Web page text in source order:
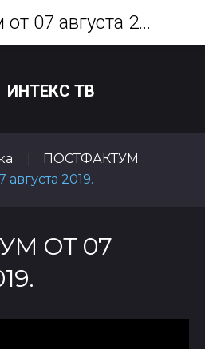
ИНТЕКС ТВ
ПОСТФАКТУМ
2019.
ОТ 07
ПостФАКТум от 07 августа 2019.